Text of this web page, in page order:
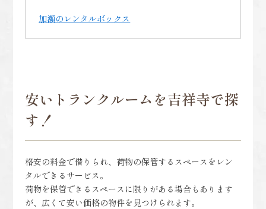
加瀬のレンタルボックス
安いトランクルームを吉祥寺で探
す！
格安の料金で借りられ、荷物の保管するスペースをレン
タルできるサービス。
荷物を保管できるスペースに限りがある場合もあります
が、広くて安い価格の物件を見つけられます。